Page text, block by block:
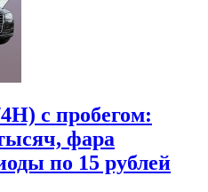
c пробегом:
фара
по 15 рублей